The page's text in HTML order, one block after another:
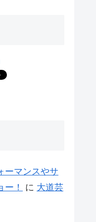
ーマンスやサ
！
に 大道芸